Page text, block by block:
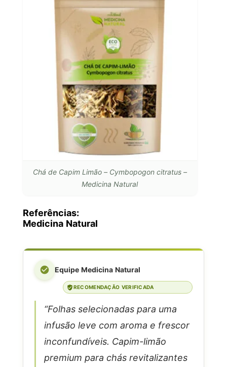
Chá de Capim Limão – Cymbopogon citratus –
Medicina Natural
Referências:
Medicina Natural
Equipe Medicina Natural
RECOMENDAÇÃO VERIFICADA
“Folhas selecionadas para uma
infusão leve com aroma e frescor
inconfundíveis. Capim-limão
premium para chás revitalizantes